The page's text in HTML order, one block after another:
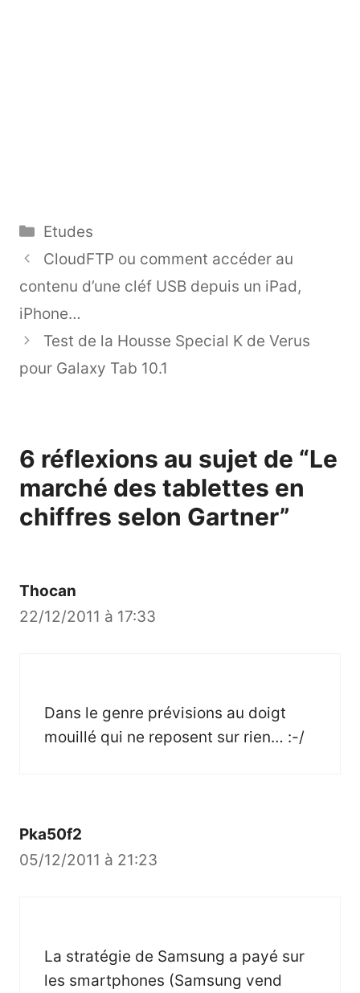
Catégories
Etudes
CloudFTP ou comment accéder au
contenu d’une cléf USB depuis un iPad,
iPhone…
Test de la Housse Special K de Verus
pour Galaxy Tab 10.1
6 réflexions au sujet de “Le
marché des tablettes en
chiffres selon Gartner”
Thocan
22/12/2011 à 17:33
Dans le genre prévisions au doigt
mouillé qui ne reposent sur rien… :-/
Pka50f2
05/12/2011 à 21:23
La stratégie de Samsung a payé sur
les smartphones (Samsung vend